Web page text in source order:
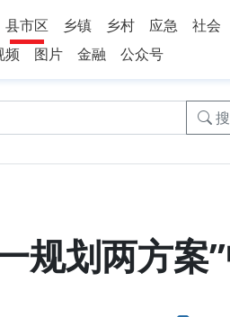
县市区 乡镇 乡村 应急 社会
频 图片 金融 公众号
规划两方案